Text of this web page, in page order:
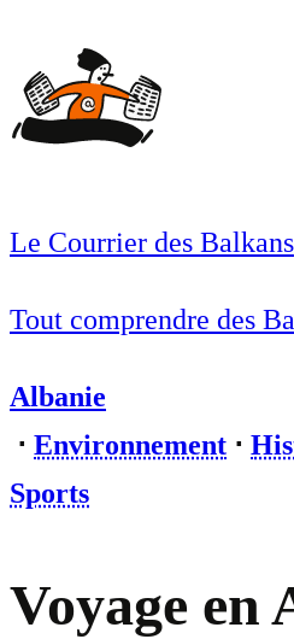
Le Courrier des Balkans
Tout comprendre des
Albanie
⋅ Environnement ⋅
Sports
Voyage en